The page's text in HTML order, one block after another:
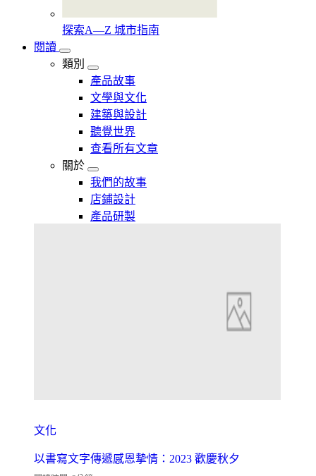
探索A—Z 城市指南
閱讀
類別
產品故事
文學與文化
建築與設計
聽覺世界
查看所有文章
關於
我們的故事
店鋪設計
產品研製
文化
以書寫文字傳遞感恩摯情：2023 歡慶秋夕